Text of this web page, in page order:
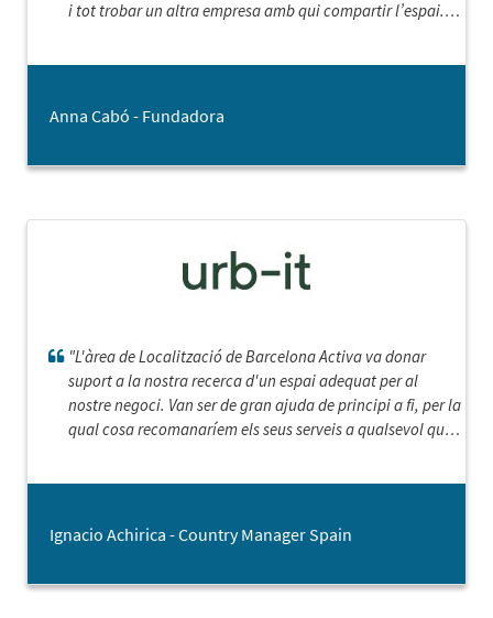
i tot trobar un altra empresa amb qui compartir l’espai.
Anna Cabó - Fundadora
"L'àrea de Localització de Barcelona Activa va donar
suport a la nostra recerca d'un espai adequat per al
nostre negoci. Van ser de gran ajuda de principi a fi, per la
qual cosa recomanaríem els seus serveis a qualsevol que
Ignacio Achirica - Country Manager Spain